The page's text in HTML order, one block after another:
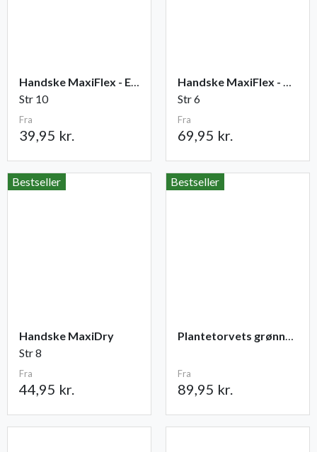
Handske MaxiFlex - Elite
Str 10
Fra
39,95 kr.
Handske MaxiFlex - Cut
Str 6
Fra
69,95 kr.
Bestseller
Handske MaxiDry
Str 8
Fra
44,95 kr.
Bestseller
Plantetorvets grønne vandingspose 75 liter
Fra
89,95 kr.